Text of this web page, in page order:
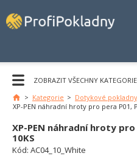
ZOBRAZIT VŠECHNY KATEGORIE
Hlavní
> Kategorie > Dotykové pokladny
XP-PEN náhradní hroty pro pera P01,
XP-PEN náhradní hroty
10KS
Kód: AC04_10_White